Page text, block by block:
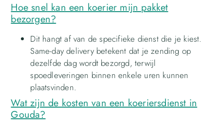
Hoe snel kan een koerier mijn pakket
bezorgen?
Dit hangt af van de specifieke dienst die je kiest.
Same-day delivery betekent dat je zending op
dezelfde dag wordt bezorgd, terwijl
spoedleveringen binnen enkele uren kunnen
plaatsvinden.
Wat zijn de kosten van een koeriersdienst in
Gouda?